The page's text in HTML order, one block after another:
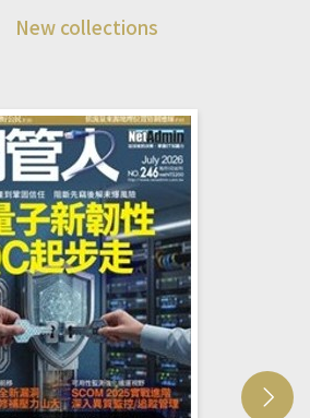
New collections